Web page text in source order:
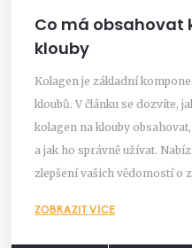
Co má obsahovat
klouby
Kolagen je základní
kloubů. V článku se dozvíte,
kolagen na klouby
a jak ho správně užívat.
zlepšení vašich vědomostí o
ZOBRAZIT VÍCE